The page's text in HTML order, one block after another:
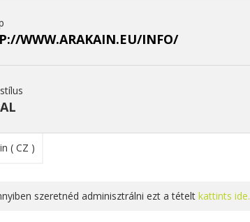
WWW.ARAKAIN.EU/INFO/
szeretnéd adminisztrálni ezt a tételt kattints ide.